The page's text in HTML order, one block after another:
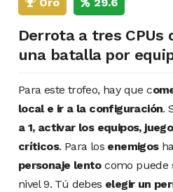
Derrota a tres CPUs
una batalla por
Para este trofeo, hay que c
local e ir a la configuración.
a 1, activar los equipos,
críticos. Para los enemigos
personaje lentocomo puede
nivel 9. Tú debes elegir un